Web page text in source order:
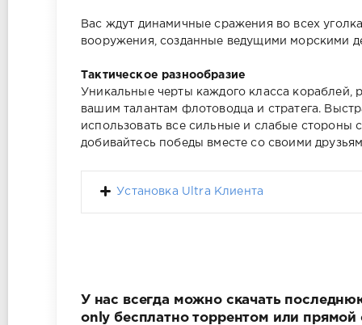
Вас ждут динамичные сражения во всех
вооружения, созданные ведущими морскими
Тактическое разнообразие
Уникальные черты каждого класса кораблей,
вашим талантам флотоводца и стратега.
использовать все сильные и слабые стороны
добивайтесь победы вместе со своими
Установка Ultra Клиента
У нас всегда можно скачать
only бесплатно торрентом или прямой